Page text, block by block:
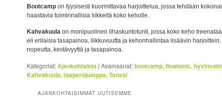
Bootcamp on fyysisesti kuormittavaa harjoittelua, jossa tehdään
haastavia toiminnallisia liikkeitä koko keholle.
Kahvakuula on monipuolinen lihaskuntotunti, jossa koko keho
eli erilaisia tasapainoa, liikkuvuutta ja kehonhallintaa lisäävin
nopeutta, kestävyyttä ja tasapainoa.
Kategoriat:Ajankohtaista |Avainsanat:bootcamp,flowtonic,
Kahvakuula,taaperojumppa,Tanssi
AJANKOHTAISIMMAT UUTISEMME